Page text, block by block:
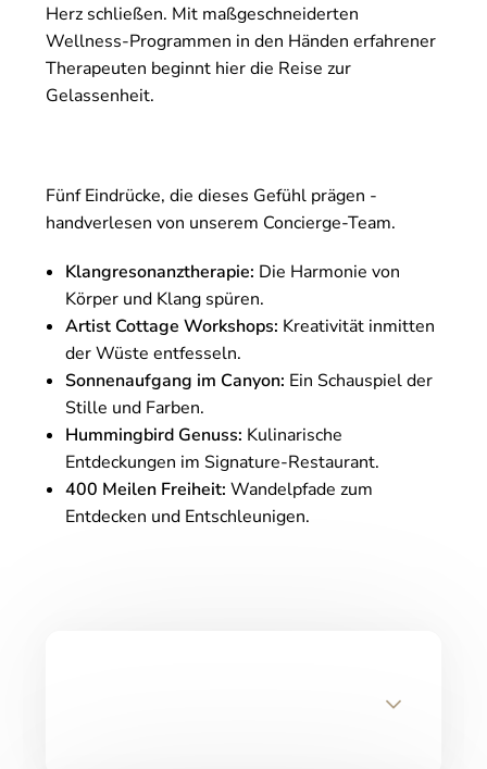
Herz schließen. Mit maßgeschneiderten
Wellness-Programmen in den Händen erfahrener
Therapeuten beginnt hier die Reise zur
Gelassenheit.
Fünf Eindrücke, die dieses Gefühl prägen -
handverlesen von unserem Concierge-Team.
Klangresonanztherapie: Die Harmonie von
Körper und Klang spüren.
Artist Cottage Workshops: Kreativität inmitten
der Wüste entfesseln.
Sonnenaufgang im Canyon: Ein Schauspiel der
Stille und Farben.
Hummingbird Genuss: Kulinarische
Entdeckungen im Signature-Restaurant.
400 Meilen Freiheit: Wandelpfade zum
Entdecken und Entschleunigen.